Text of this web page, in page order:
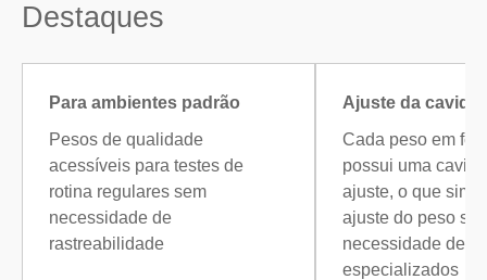
Destaques
Para ambientes padrão
Pesos de qualidade
acessíveis para testes de
rotina regulares sem
necessidade de
rastreabilidade
Ajuste da
Cada peso em
possui uma
ajuste, o que
ajuste do peso
necessidade de
especializados